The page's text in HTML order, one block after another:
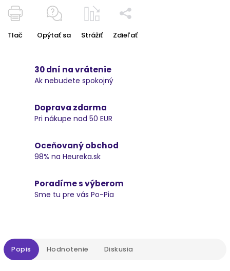
Tlač Opýtať sa Strážiť Zdieľať
30 dní na vrátenie
Ak nebudete spokojný
Doprava zdarma
Pri nákupe nad 50 EUR
Oceňovaný obchod
98% na Heureka.sk
Poradíme s výberom
Sme tu pre vás Po-Pia
Popis Hodnotenie Diskusia